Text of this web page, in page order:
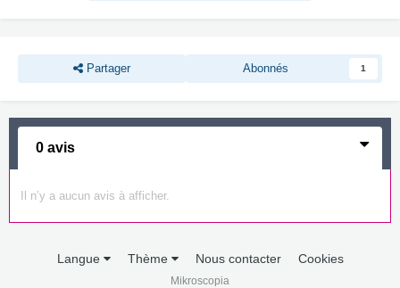
Partager Abonnés 1
0 avis
Il n’y a aucun avis à afficher.
Langue Thème Nous contacter Cookies
Mikroscopia